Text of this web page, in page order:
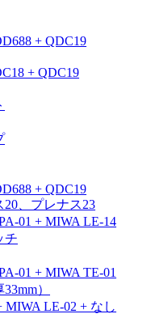
+ QDC19
+ QDC19
+ QDC19
、プレナス23
01 + MIWA LE-14
チ
01 + MIWA TE-01
）
MIWA LE-02 + なし